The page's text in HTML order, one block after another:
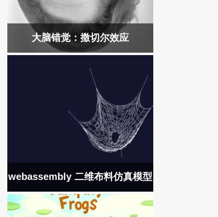
大脑错觉：撒切尔效应
webassembly 二维布料仿真模型